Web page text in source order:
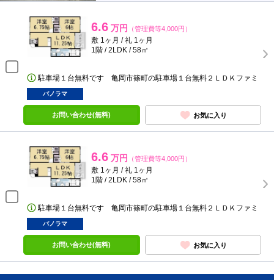
6.6 万円 （管理費等4,000円）
敷 1ヶ月 / 礼 1ヶ月
1階 / 2LDK / 58㎡
駐車場１台無料です 亀岡市篠町の駐車場１台無料２ＬＤＫファミ
パノラマ
お問い合わせ(無料) お気に入り
6.6 万円 （管理費等4,000円）
敷 1ヶ月 / 礼 1ヶ月
1階 / 2LDK / 58㎡
駐車場１台無料です 亀岡市篠町の駐車場１台無料２ＬＤＫファミ
パノラマ
お問い合わせ(無料) お気に入り